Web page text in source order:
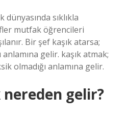
sıklıkla
mutfak öğrencileri
Bir şef kaşık atarsa;
gelir. kaşık atmak;
olmadığı anlamına gelir.
nereden gelir?